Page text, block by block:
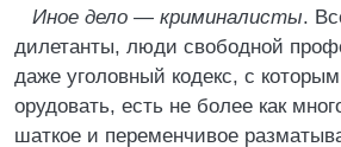
Иное дело — криминалисты.
дилетанты, люди свободной
даже уголовный кодекс, с
орудовать, есть не более как
шаткое и переменчивое